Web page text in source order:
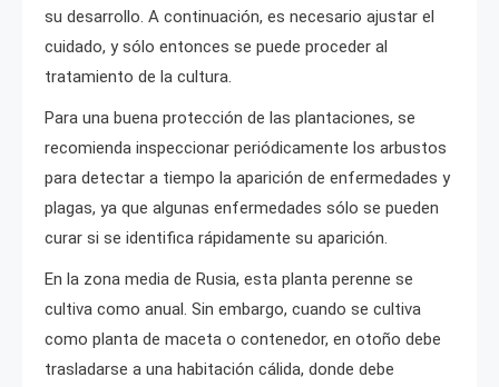
su desarrollo. A continuación, es necesario ajustar el
cuidado, y sólo entonces se puede proceder al
tratamiento de la cultura.
Para una buena protección de las plantaciones, se
recomienda inspeccionar periódicamente los arbustos
para detectar a tiempo la aparición de enfermedades y
plagas, ya que algunas enfermedades sólo se pueden
curar si se identifica rápidamente su aparición.
En la zona media de Rusia, esta planta perenne se
cultiva como anual. Sin embargo, cuando se cultiva
como planta de maceta o contenedor, en otoño debe
trasladarse a una habitación cálida, donde debe